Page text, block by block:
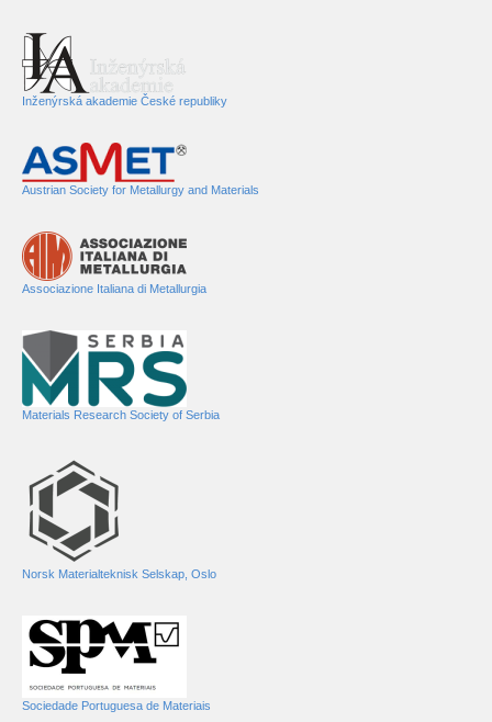
Inženýrská akademie České republiky
Austrian Society for Metallurgy and Materials
Associazione Italiana di Metallurgia
Materials Research Society of Serbia
Norsk Materialteknisk Selskap, Oslo
Sociedade Portuguesa de Materiais